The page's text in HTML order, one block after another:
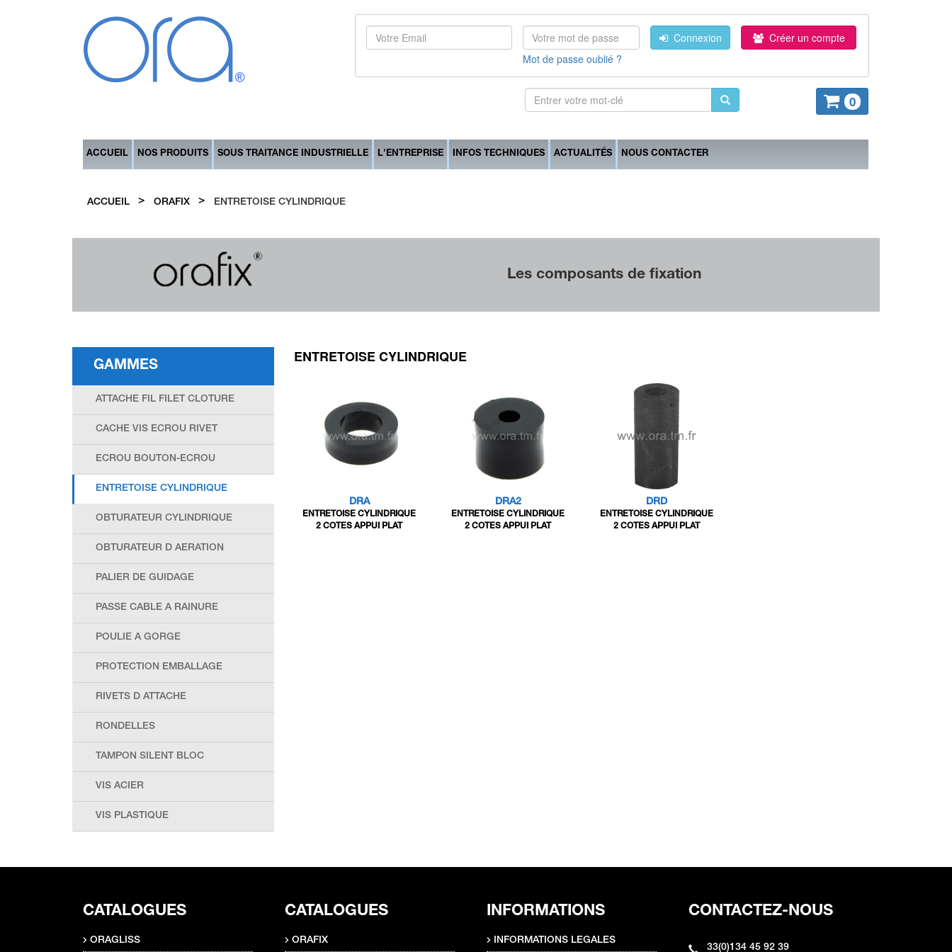
Mot de passe oublié ?
Connexion Créer un compte
0
ACCUEIL NOS PRODUITS SOUS TRAITANCE INDUSTRIELLE L'ENTREPRISE INFOS TECHNIQUES ACTUALITÉS NOUS CONTACTER
ACCUEIL > ORAFIX > ENTRETOISE CYLINDRIQUE
Les composants de fixation
GAMMES
ATTACHE FIL FILET CLOTURE
CACHE VIS ECROU RIVET
ECROU BOUTON-ECROU
ENTRETOISE CYLINDRIQUE
OBTURATEUR CYLINDRIQUE
OBTURATEUR D AERATION
PALIER DE GUIDAGE
PASSE CABLE A RAINURE
POULIE A GORGE
PROTECTION EMBALLAGE
RIVETS D ATTACHE
RONDELLES
TAMPON SILENT BLOC
VIS ACIER
VIS PLASTIQUE
ENTRETOISE CYLINDRIQUE
DRA
ENTRETOISE CYLINDRIQUE
2 COTES APPUI PLAT
DRA2
ENTRETOISE CYLINDRIQUE
2 COTES APPUI PLAT
DRD
ENTRETOISE CYLINDRIQUE
2 COTES APPUI PLAT
CATALOGUES
ORAGLISS
CATALOGUES
ORAFIX
INFORMATIONS
INFORMATIONS LEGALES
CONTACTEZ-NOUS
33(0)134 45 92 39